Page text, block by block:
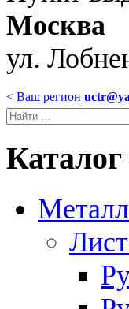
Москва
ул.
< Ваш регион
Каталог